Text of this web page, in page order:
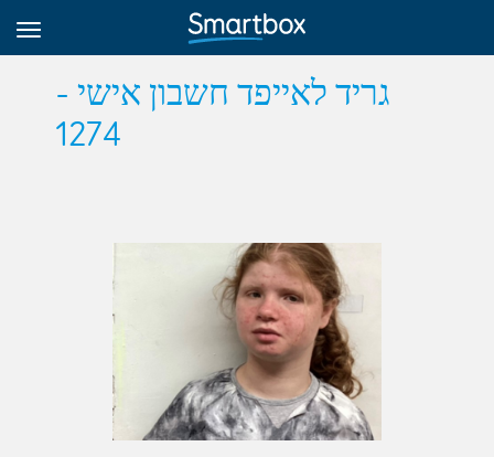
Regístrate
Español
גריד לאייפד חשבון אישי -
1274